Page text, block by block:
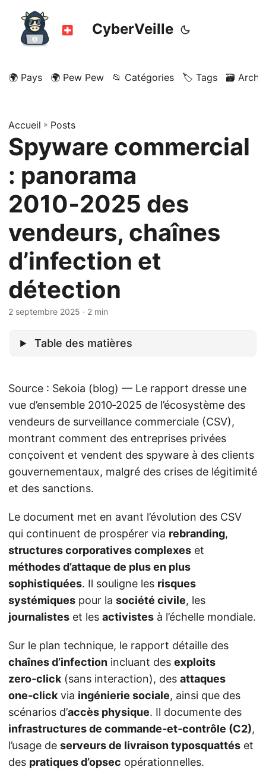
CyberVeille
🌍 Pays 🌍 Pew Pew 📂 Catégories 🏷️ Tags 🗃️
Accueil » Posts
Spyware commercial
: panorama
2010‑2025 des
vendeurs, chaînes
d’infection et
détection
2 septembre 2025 · 2 min
Table des matières
Source : Sekoia (blog) — Le rapport dresse une
vue d’ensemble 2010‑2025 de l’écosystème des
vendeurs de surveillance commerciale (CSV),
montrant comment des entreprises privées
conçoivent et vendent des spyware à des clients
gouvernementaux, malgré des crises de légitimité
et des sanctions.
Le document met en avant l’évolution des CSV
qui continuent de prospérer via rebranding,
structures corporatives complexes et
méthodes d’attaque de plus en plus
sophistiquées. Il souligne les risques
systémiques pour la société civile, les
journalistes et les activistes à l’échelle mondiale.
Sur le plan technique, le rapport détaille des
chaînes d’infection incluant des exploits
zero‑click(sans interaction), des attaques
one‑clickvia ingénierie sociale, ainsi que des
scénarios d’accès physique. Il documente des
infrastructures de commande‑et‑contrôle (C2),
l’usage de serveurs de livraison typosquattés et
des pratiques d’opsec opérationnelles.